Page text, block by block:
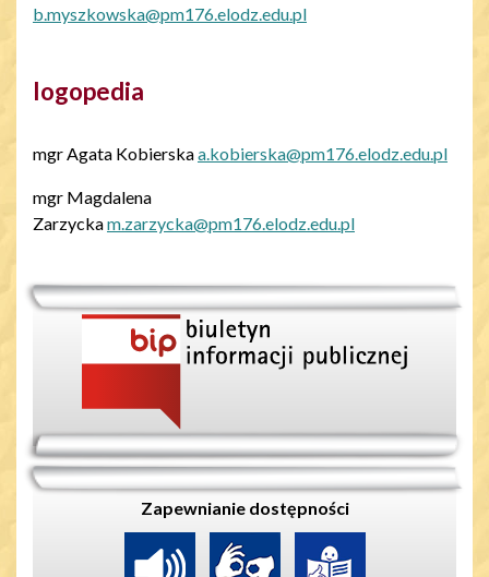
b.myszkowska@pm176.elodz.edu.pl
logopedia
mgr Agata Kobierskaa.kobierska@pm176.elodz.edu.pl
mgr Magdalena
Zarzyckam.zarzycka@pm176.elodz.edu.pl
Zapewnianie dostępności